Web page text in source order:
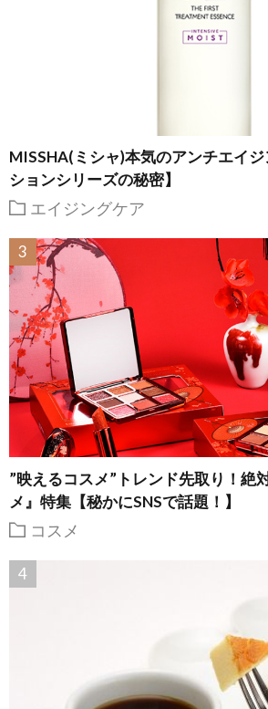
MISSHA(ミシャ)本気のアンチエイ
ションシリーズの秘密】
エイジングケア
”映えるコスメ”トレンド先取り！絶
メ』特集【秘かにSNSで話題！】
コスメ